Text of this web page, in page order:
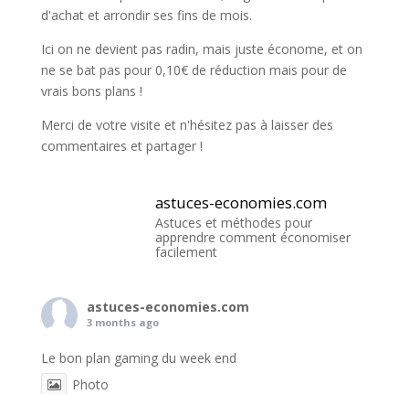
d'achat et arrondir ses fins de mois.
Ici on ne devient pas radin, mais juste économe, et on
ne se bat pas pour 0,10€ de réduction mais pour de
vrais bons plans !
Merci de votre visite et n'hésitez pas à laisser des
commentaires et partager !
astuces-economies.com
Astuces et méthodes pour
apprendre comment économiser
facilement
astuces-economies.com
3 months ago
Le bon plan gaming du week end
Photo